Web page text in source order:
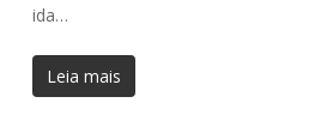
ida…
Leia mais